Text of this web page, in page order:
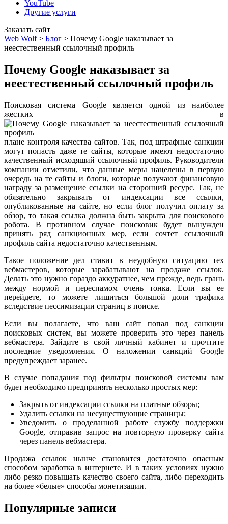
YouTube
Другие услуги
Заказать сайт
Web Wolf> Блог > Почему Google наказывает за
неестественный ссылочный профиль
Почему Google наказывает за
неестественный ссылочный профиль
Поисковая система Google является одной из наиболее
жестких в
плане контроля качества сайтов. Так, под штрафные санкции
могут попасть даже те сайты, которые имеют недостаточно
качественный исходящий ссылочный профиль. Руководители
компании отметили, что данные меры нацелены в первую
очередь на те сайты и блоги, которые получают финансовую
награду за размещение ссылки на сторонний ресурс. Так, не
обязательно закрывать от индексации все ссылки,
опубликованные на сайте, но если блог получил оплату за
обзор, то такая ссылка должна быть закрыта для поискового
робота. В противном случае поисковик будет вынужден
принять ряд санкционных мер, если сочтет ссылочный
профиль сайта недостаточно качественным.
Такое положение дел ставит в неудобную ситуацию тех
вебмастеров, которые зарабатывают на продаже ссылок.
Делать это нужно гораздо аккуратнее, чем прежде, ведь грань
между нормой и переспамом очень тонка. Если вы ее
перейдете, то можете лишиться большой доли трафика
вследствие пессимизации страниц в поиске.
Если вы полагаете, что ваш сайт попал под санкции
поисковых систем, вы можете проверить это через панель
вебмастера. Зайдите в свой личный кабинет и прочтите
последние уведомления. О наложении санкций Google
предупреждает заранее.
В случае попадания под фильтры поисковой системы вам
будет необходимо предпринять несколько простых мер:
Закрыть от индексации ссылки на платные обзоры;
Удалить ссылки на несуществующие страницы;
Уведомить о проделанной работе службу поддержки
Google, отправив запрос на повторную проверку сайта
через панель вебмастера.
Продажа ссылок нынче становится достаточно опасным
способом заработка в интернете. И в таких условиях нужно
либо резко повышать качество своего сайта, либо переходить
на более «белые» способы монетизации.
Популярные записи